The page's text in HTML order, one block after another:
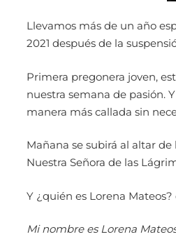
Llevamos más de un año
2021 después de la
Primera pregonera joven,
nuestra semana de pasión.
manera más callada sin
Mañana se subirá al altar
Nuestra Señora de las
Y ¿quién es Lorena
Mi nombre es Lorena